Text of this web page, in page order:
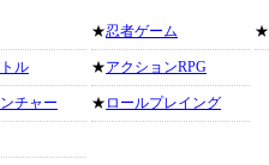
ル
チャー
★忍者ゲーム
★アクションRPG
★ ロールプレイング
★